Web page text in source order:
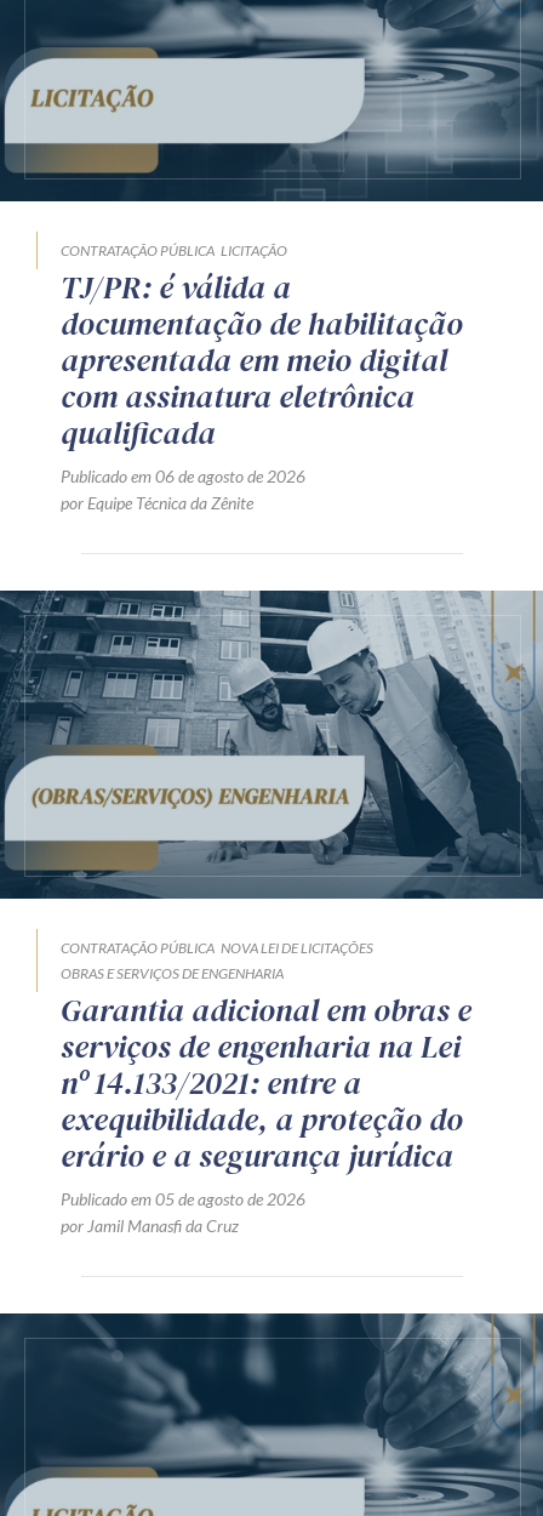
CONTRATAÇÃO PÚBLICA LICITAÇÃO
TJ/PR: é válida a
documentação de habilitação
apresentada em meio digital
com assinatura eletrônica
qualificada
Publicado em 06 de agosto de 2026
por Equipe Técnica da Zênite
CONTRATAÇÃO PÚBLICA NOVA LEI DE LICITAÇÕES
OBRAS E SERVIÇOS DE ENGENHARIA
Garantia adicional em obras e
serviços de engenharia na Lei
nº 14.133/2021: entre a
exequibilidade, a proteção do
erário e a segurança jurídica
Publicado em 05 de agosto de 2026
por Jamil Manasfi da Cruz